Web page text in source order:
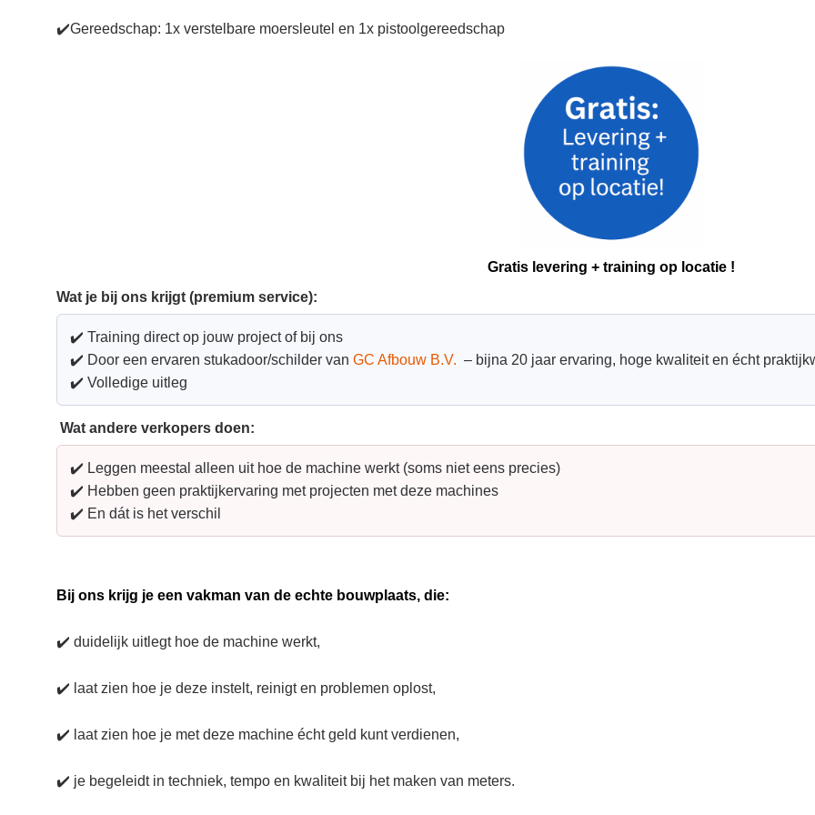
✔️Gereedschap: 1x verstelbare moersleutel en 1x pistoolgereedschap
Gratis levering + training op locatie !
Wat je bij ons krijgt (premium service):
✔️ Training direct op jouw project of bij ons
✔️ Door een ervaren stukadoor/schilder van GC Afbouw B.V. – bijna 20 jaar ervaring, hoge kwaliteit en écht
✔️ Volledige uitleg
Wat andere verkopers doen:
✔️ Leggen meestal alleen uit hoe de machine werkt (soms niet eens precies)
✔️ Hebben geen praktijkervaring met projecten met deze machines
✔️ En dát is het verschil
Bij ons krijg je een vakman van de echte bouwplaats, die:
✔️ duidelijk uitlegt hoe de machine werkt,
✔️ laat zien hoe je deze instelt, reinigt en problemen oplost,
✔️ laat zien hoe je met deze machine écht geld kunt verdienen,
✔️ je begeleidt in techniek, tempo en kwaliteit bij het maken van meters.